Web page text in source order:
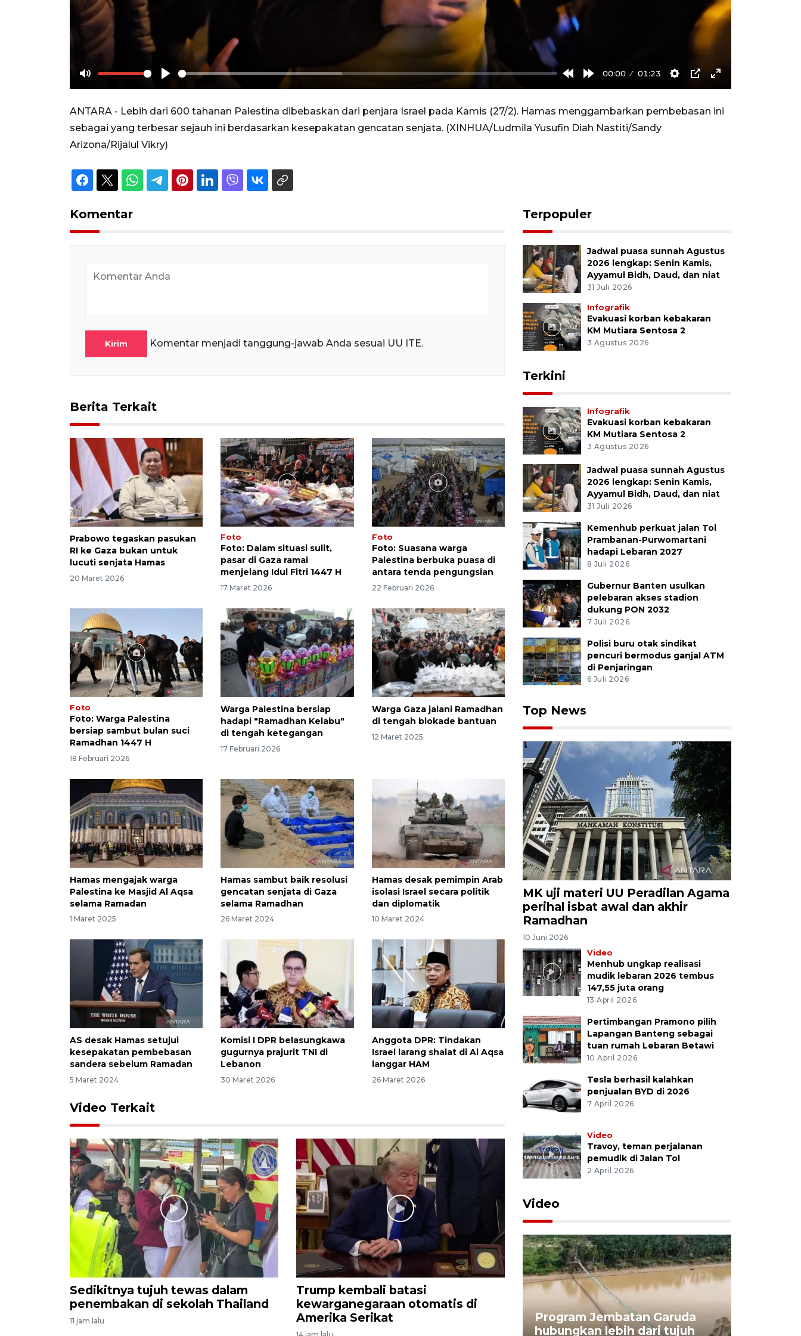
Mute Play
RewindForward
00:00 01:23
Settings
PIP Enter
ANTARA - Lebih dari 600 tahanan Palestina dibebaskan dari penjara Israel pada Kamis (27/2). Hamas menggambarkan pembebasan ini
sebagai yang terbesar sejauh ini berdasarkan kesepakatan gencatan senjata. (XINHUA/Ludmila Yusufin Diah Nastiti/Sandy
Arizona/Rijalul Vikry)
Komentar
Kirim Komentar menjadi tanggung-jawab Anda sesuai UU ITE.
Berita Terkait
Prabowo tegaskan pasukan
RI ke Gaza bukan untuk
lucuti senjata Hamas
20 Maret 2026
Foto
Foto: Dalam situasi sulit,
pasar di Gaza ramai
menjelang Idul Fitri 1447 H
17 Maret 2026
Foto
Foto: Suasana warga
Palestina berbuka puasa di
antara tenda pengungsian
22 Februari 2026
Foto
Foto: Warga Palestina
bersiap sambut bulan suci
Ramadhan 1447 H
18 Februari 2026
Warga Palestina bersiap
hadapi "Ramadhan Kelabu"
di tengah ketegangan
17 Februari 2026
Warga Gaza jalani Ramadhan
di tengah blokade bantuan
12 Maret 2025
Hamas mengajak warga
Palestina ke Masjid Al Aqsa
selama Ramadan
1 Maret 2025
Hamas sambut baik resolusi
gencatan senjata di Gaza
selama Ramadhan
26 Maret 2024
Hamas desak pemimpin Arab
isolasi Israel secara politik
dan diplomatik
10 Maret 2024
AS desak Hamas setujui
kesepakatan pembebasan
sandera sebelum Ramadan
5 Maret 2024
Komisi I DPR belasungkawa
gugurnya prajurit TNI di
Lebanon
30 Maret 2026
Anggota DPR: Tindakan
Israel larang shalat di Al Aqsa
langgar HAM
26 Maret 2026
Video Terkait
Sedikitnya tujuh tewas dalam
penembakan di sekolah Thailand
11 jam lalu
Trump kembali batasi
kewarganegaraan otomatis di
Amerika Serikat
Terpopuler
Jadwal puasa sunnah Agustus
2026 lengkap: Senin Kamis,
Ayyamul Bidh, Daud, dan niat
31 Juli 2026
Infografik
Evakuasi korban kebakaran
KM Mutiara Sentosa 2
3 Agustus 2026
Terkini
Infografik
Evakuasi korban kebakaran
KM Mutiara Sentosa 2
3 Agustus 2026
Jadwal puasa sunnah Agustus
2026 lengkap: Senin Kamis,
Ayyamul Bidh, Daud, dan niat
31 Juli 2026
Kemenhub perkuat jalan Tol
Prambanan-Purwomartani
hadapi Lebaran 2027
8 Juli 2026
Gubernur Banten usulkan
pelebaran akses stadion
dukung PON 2032
7 Juli 2026
Polisi buru otak sindikat
pencuri bermodus ganjal ATM
di Penjaringan
6 Juli 2026
Top News
MK uji materi UU Peradilan Agama
perihal isbat awal dan akhir
Ramadhan
10 Juni 2026
Video
Menhub ungkap realisasi
mudik lebaran 2026 tembus
147,55 juta orang
13 April 2026
Pertimbangan Pramono pilih
Lapangan Banteng sebagai
tuan rumah Lebaran Betawi
10 April 2026
Tesla berhasil kalahkan
penjualan BYD di 2026
7 April 2026
Video
Travoy, teman perjalanan
pemudik di Jalan Tol
2 April 2026
Video
Gabung Persebaya, striker
timnas Ramadhan Sananta
Program Jembatan Garuda
hubungkan lebih dari tujuh